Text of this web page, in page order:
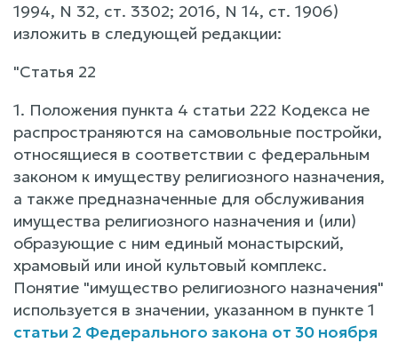
1994, N 32, ст. 3302; 2016, N 14, ст. 1906)
изложить в следующей редакции:
"Статья 22
1. Положения пункта 4 статьи 222 Кодекса не
распространяются на самовольные постройки,
относящиеся в соответствии с федеральным
законом к имуществу религиозного назначения,
а также предназначенные для обслуживания
имущества религиозного назначения и (или)
образующие с ним единый монастырский,
храмовый или иной культовый комплекс.
Понятие "имущество религиозного назначения"
используется в значении, указанном в пункте 1
статьи 2 Федерального закона от 30 ноября